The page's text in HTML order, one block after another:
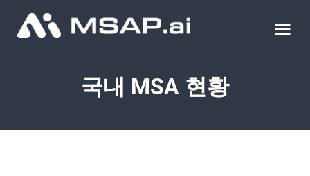
조달물품
국내 MSA 현황